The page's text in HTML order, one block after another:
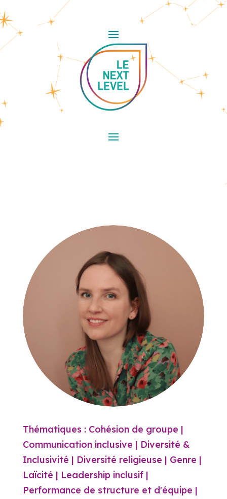
Thématiques : Cohésion de groupe |
Communication inclusive | Diversité &
Inclusivité | Diversité religieuse | Genre |
Laïcité | Leadership inclusif |
Performance de structure et d'équipe |